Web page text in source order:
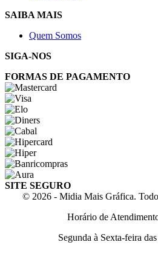
SAIBA MAIS
Quem Somos
SIGA-NOS
FORMAS DE PAGAMENTO
SITE SEGURO
© 2026 - Midia Mais Gráfica.
Horário de
Segunda à Sexta-feira